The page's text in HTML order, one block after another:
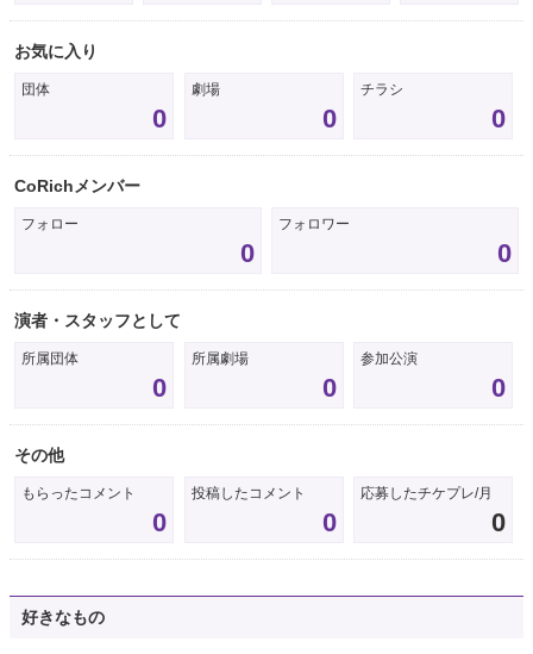
お気に入り
団体
0
劇場
0
チラシ
0
CoRichメンバー
フォロー
0
フォロワー
0
演者・スタッフとして
所属団体
0
所属劇場
0
参加公演
0
その他
もらったコメント
0
投稿したコメント
0
応募したチケプレ/月
0
好きなもの